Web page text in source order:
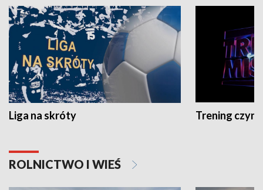
Liga na skróty Trening czyni
ROLNICTWO I WIEŚ